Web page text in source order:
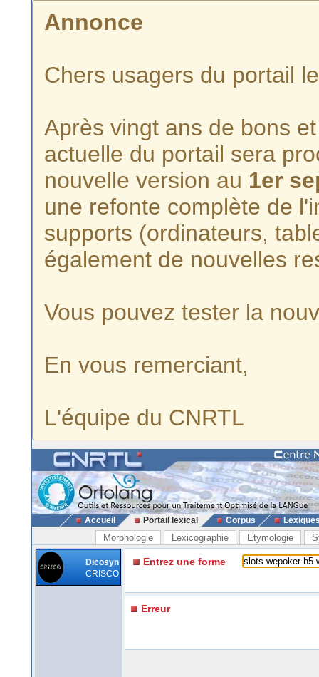
Annonce
Chers usagers du portail
Après vingt ans de bons
actuelle du portail sera
nouvelle version au 1er
une refonte complète de
supports (ordinateurs,
également de nouvelles
Vous pouvez tester la
En vous remerciant,
L'équipe du CNRTL
Accueil Portail lexical Corpus
Morphologie Lexicographie Etymologie
Dicosyn
CRISCO
Entrez une forme
Erreur